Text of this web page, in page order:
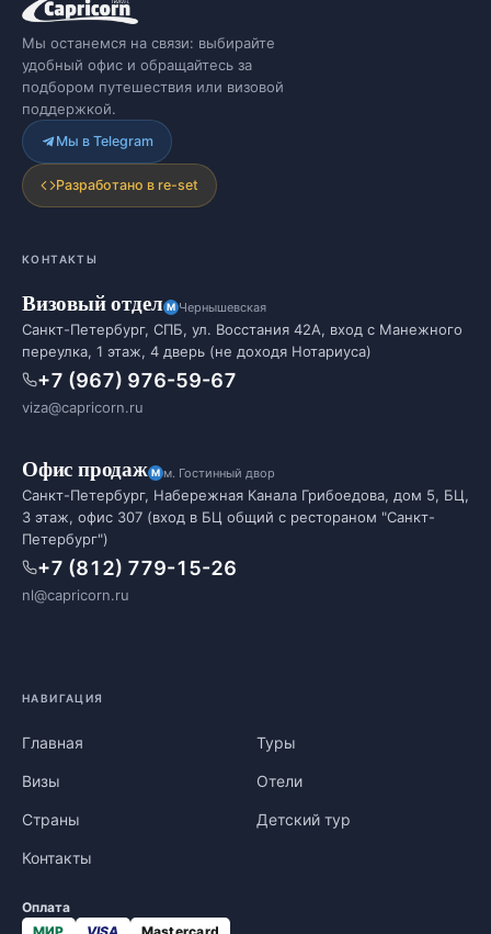
Мы останемся на связи: выбирайте
удобный офис и обращайтесь за
подбором путешествия или визовой
поддержкой.
Мы в Telegram
Разработано в re-set
КОНТАКТЫ
Визовый отдел Чернышевская
Санкт-Петербург, СПБ, ул. Восстания 42А, вход с Манежного
переулка, 1 этаж, 4 дверь (не доходя Нотариуса)
+7 (967) 976-59-67
viza@capricorn.ru
Офис продаж м. Гостинный двор
Санкт-Петербург, Набережная Канала Грибоедова, дом 5, БЦ,
3 этаж, офис 307 (вход в БЦ общий с рестораном "Санкт-
Петербург")
+7 (812) 779-15-26
nl@capricorn.ru
НАВИГАЦИЯ
Главная Туры
Визы Отели
Страны Детский тур
Контакты
Оплата